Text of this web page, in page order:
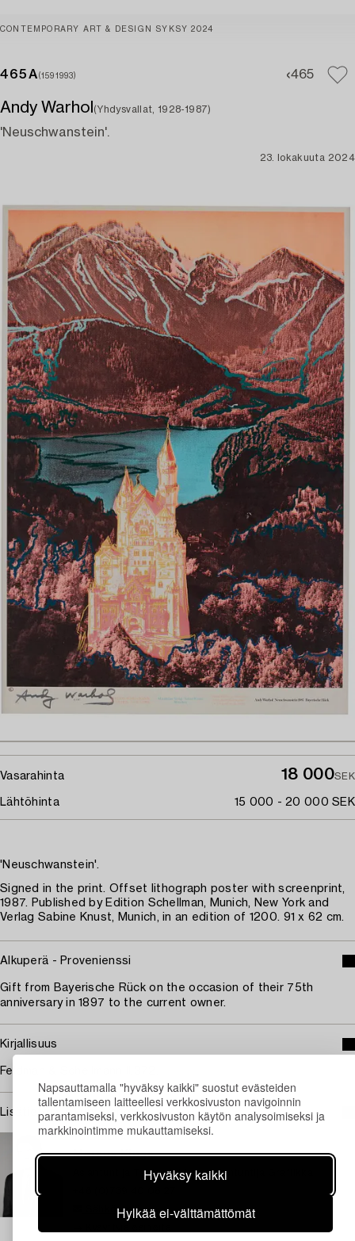
Napsauttamalla "hyväksy kaikki" suostut evästeiden
tallentamiseen laitteellesi verkkosivuston navigoinnin
parantamiseksi, verkkosivuston käytön analysoimiseksi ja
markkinointimme mukauttamiseksi.
Hyväksy kaikki
Hylkää ei-välttämättömät
CONTEMPORARY ART & DESIGN SYKSY 2024
465A (1591993) 465
Andy Warhol (Yhdysvallat, 1928-1987)
'Neuschwanstein'.
23. lokakuuta 2024
Vasarahinta 18 000SEK
Lähtöhinta 15 000 - 20 000 SEK
'Neuschwanstein'.
Signed in the print. Offset lithograph poster with screenprint,
1987. Published by Edition Schellman, Munich, New York and
Verlag Sabine Knust, Munich, in an edition of 1200. 91 x 62 cm.
Alkuperä - Provenienssi
Gift from Bayerische Rück on the occasion of their 75th
anniversary in 1897 to the current owner.
Kirjallisuus
Feldman & Schellmann II.372.
Lisätietoja ja kuntoraportit
Marcus Kinge
Asiantuntija Taide, Johtava Asiantuntija Grafiikka
Sähköposti